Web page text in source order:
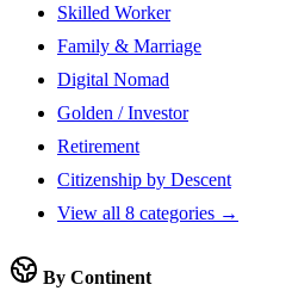
Skilled Worker
Family & Marriage
Digital Nomad
Golden / Investor
Retirement
Citizenship by Descent
View all 8 categories →
By Continent